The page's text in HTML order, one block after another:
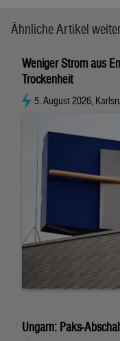
Ähnliche Artikel
Weniger Strom aus
Trockenheit
5. August 2026,
Ungarn: Paks-